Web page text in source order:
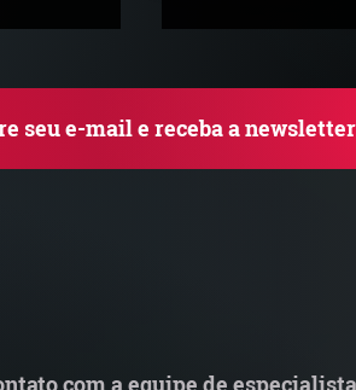
seu e-mail e receba a